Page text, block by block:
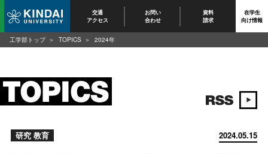
交通
アクセス
お問い
合わせ
資料
請求
在学生
向け情報
2024.05.15
研究 教育
工学部トップ TOPICS 2024年